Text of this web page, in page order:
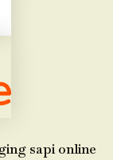
sapi online